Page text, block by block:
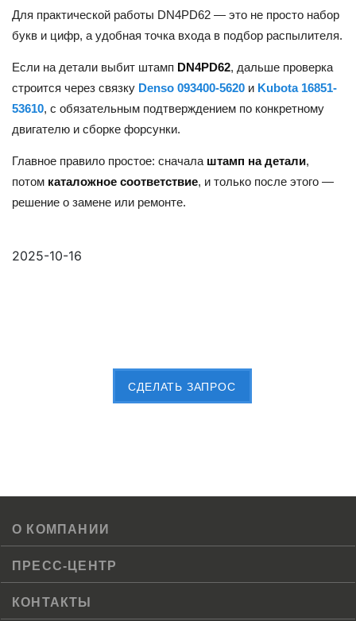
Для практической работы DN4PD62 — это не просто набор
букв и цифр, а удобная точка входа в подбор распылителя.
Если на детали выбит штамп DN4PD62, дальше проверка
строится через связку Denso 093400-5620 и Kubota 16851-
53610, с обязательным подтверждением по конкретному
двигателю и сборке форсунки.
Главное правило простое: сначала штамп на детали,
потом каталожное соответствие, и только после этого —
решение о замене или ремонте.
2025-10-16
CДЕЛАТЬ ЗАПРОС
О КОМПАНИИ
ПРЕСС-ЦЕНТР
КОНТАКТЫ